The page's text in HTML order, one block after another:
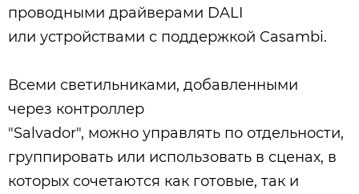
проводными драйверами DALI
или устройствами с поддержкой Casambi.
Всеми светильниками, добавленными
через контроллер
"Salvador", можно управлять по отдельности,
группировать или использовать в сценах, в
которых сочетаются как готовые, так и